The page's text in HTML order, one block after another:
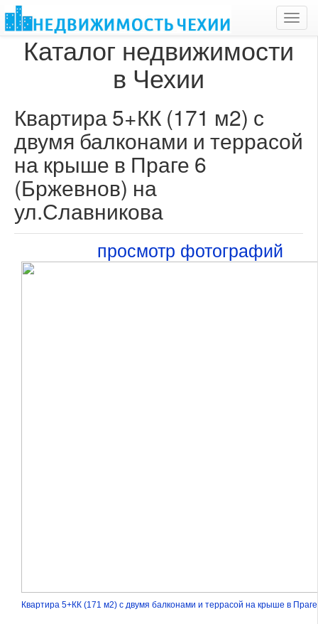
Каталог недвижимости
в Чехии
Квартира 5+КК (171 м2) с
двумя балконами и террасой
на крыше в Праге 6
(Бржевнов) на
ул.Славникова
просмотр фотографий
Квартира 5+КК (171 м2) с двумя балконами и террасой на крыше в